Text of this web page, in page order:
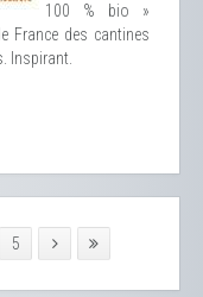
100 % bio »
France des cantines
Inspirant.
5